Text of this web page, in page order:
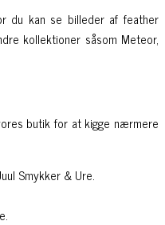
du kan se billeder af feather
kollektioner såsom Meteor,
butik for at kigge nærmere